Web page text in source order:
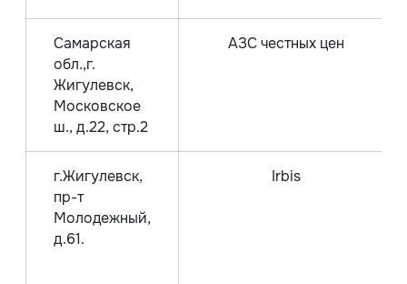
Самарская
обл.,г.
Жигулевск,
Московское
ш., д.22, стр.2
АЗС честных цен
г.Жигулевск,
пр-т
Молодежный,
д.61.
Irbis